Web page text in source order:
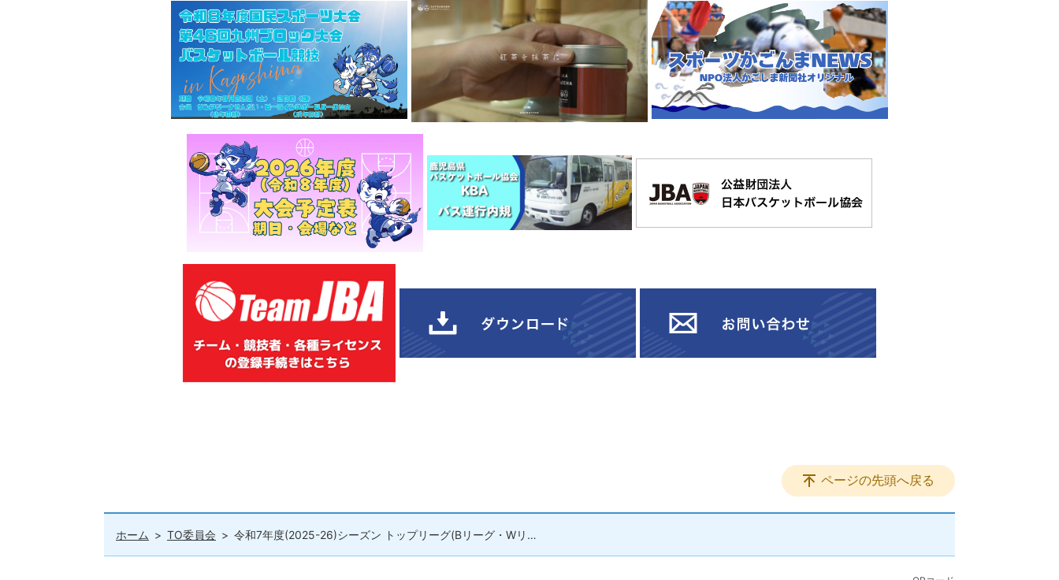
ページの先頭へ戻る
ホーム TO委員会 令和7年度(2025-26)シーズン トップリーグ(Bリーグ・Wリーグ) テーブルオフィシャルズ募集のお知らせ